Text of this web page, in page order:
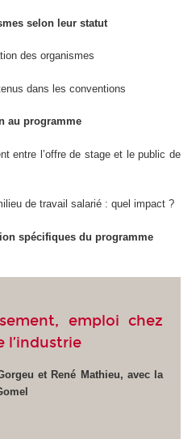
selon leur statut
des organismes
dans les conventions
au programme
entre l’offre de stage et le public de
de travail salarié : quel impact ?
spécifiques du programme
emploi chez
l’industrie
et René Mathieu, avec la